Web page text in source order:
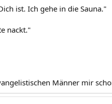
ist. Ich gehe in die Sauna."
nackt."
Männer mir